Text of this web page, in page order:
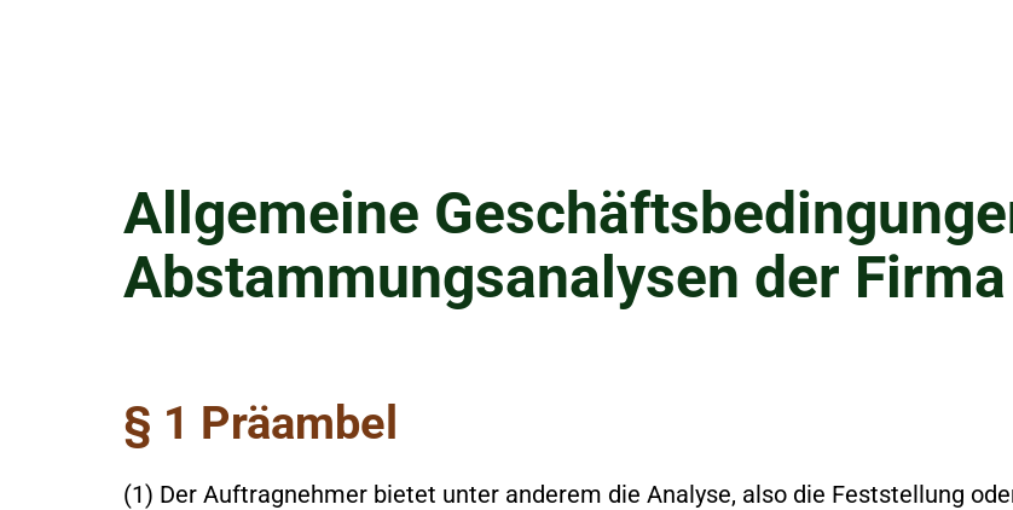
Allgemeine
Abstammungsanalysen der
§ 1 Präambel
(1) Der Auftragnehmer bietet unter anderem die Analyse, also die Feststellung